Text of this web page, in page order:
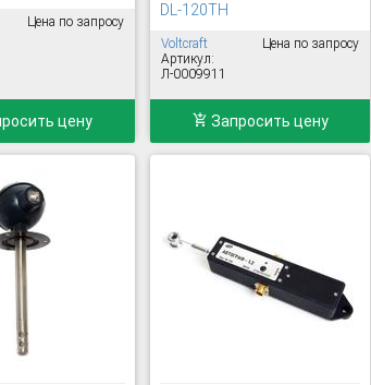
Цена по запросу
цену
DL-120TH
Voltcraft
Артикул:
Л-0009911
Цена по запросу
Запросить цену